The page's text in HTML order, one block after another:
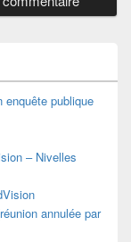
enquête publique
– Nivelles
annulée par